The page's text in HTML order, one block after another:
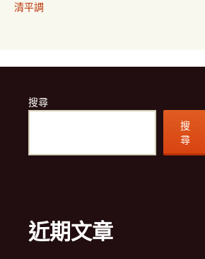
清平調
搜尋
搜
尋
近期文章